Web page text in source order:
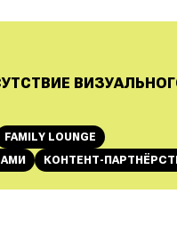
FAMILY LOUNGE
КОНТЕНТ-